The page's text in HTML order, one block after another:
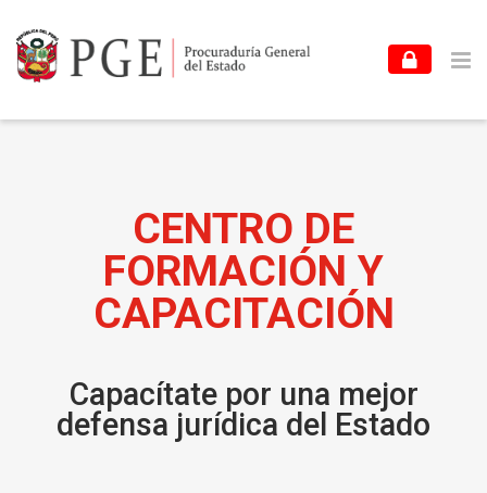
CENTRO DE
FORMACIÓN Y
CAPACITACIÓN
Capacítate por una mejor
defensa jurídica del Estado